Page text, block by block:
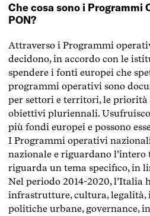
Che cosa sono i Programmi
PON?
Attraverso i Programmi
decidono, in accordo con le
spendere i fonti europei che
programmi operativi sono
per settori e territori, le priorità
obiettivi pluriennali.
più fondi europei e possono
I Programmi operativi
nazionale e riguardano
riguarda un tema specifico, in
Nel periodo 2014-2020, l’Italia
infrastrutture, cultura, legalità,
politiche urbane, governance,